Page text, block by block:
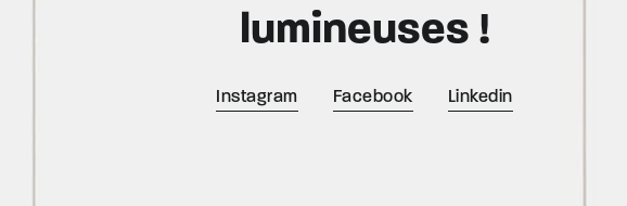
lumineuses !
Instagram Facebook Linkedin